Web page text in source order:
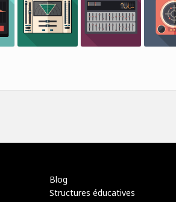
Blog
Structures éducatives